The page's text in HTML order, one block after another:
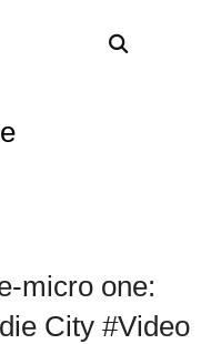
micro one:
City #Video